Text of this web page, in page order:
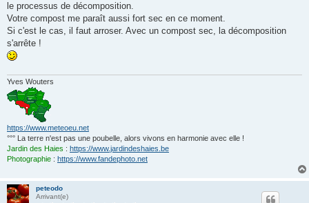
le processus de décomposition.
Votre compost me paraît aussi fort sec en ce moment.
Si c'est le cas, il faut arroser. Avec un compost sec, la décomposition
s'arrête !
Yves Wouters
https://www.meteoeu.net
°°° La terre n'est pas une poubelle, alors vivons en harmonie avec elle !
Jardin des Haies : https://www.jardindeshaies.be
Photographie : https://www.fandephoto.net
peteodo
Arrivant(e)